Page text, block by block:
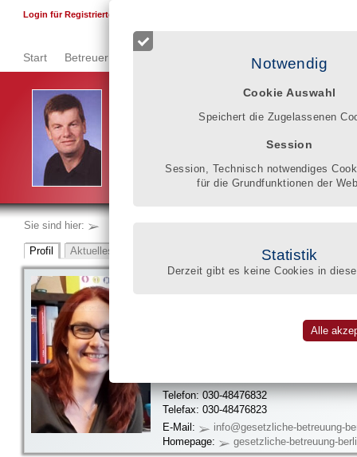
Notwendig
Cookie Auswahl
Speichert die Zugelassenen
Session
Session, Technisch notwendiges
für die Grundfunktionen der
Statistik
Derzeit gibt es keine Cookies in
Start Betreuer finden Registrierung
eine umfassende Kompetenz und kontinuierliches
Arbeitsweisen für jedermann sichtbar.
Rainer Althoff
Login für Registrierte
Sie sind hier:
eingeschrieben im BdB-Qualitätsregister
Telefon: 030-48476832
Telefax: 030-48476823
E-Mail:
info@gesetzliche-betreuung-
Homepage:
gesetzliche-betreuung-